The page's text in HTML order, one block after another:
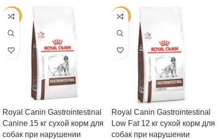
-25%
Royal Canin Gastrointestinal
Canine 15 кг сухой корм для
собак при нарушении
-25%
Royal Canin Gastrointestinal
Low Fat 12 кг сухой корм для
собак при нарушении